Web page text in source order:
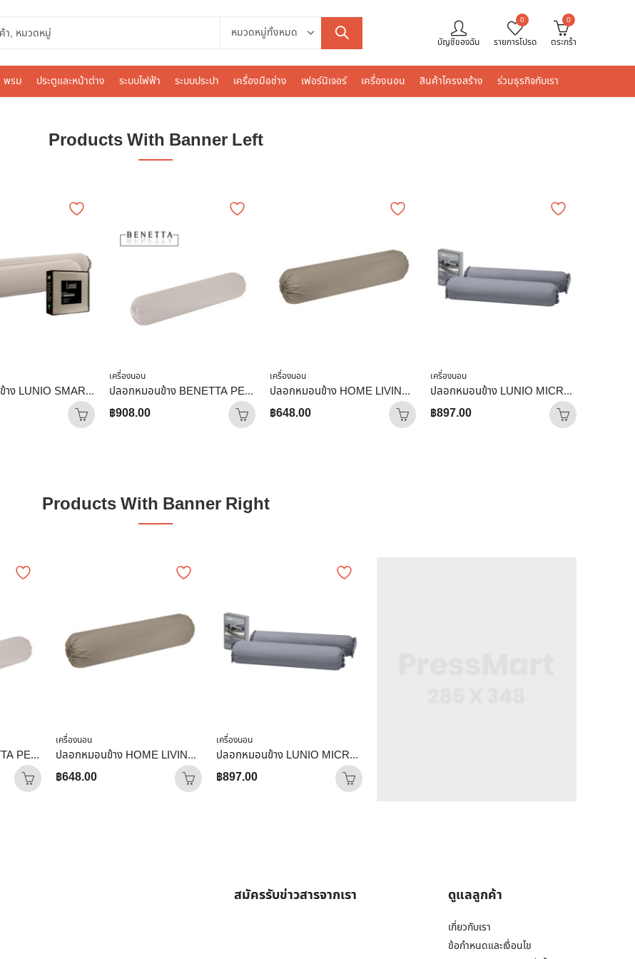
บัญชีของฉัน
0
รายการโปรด
0
ตระกร้า
พรม ประตูและหน้าต่าง ระบบไฟฟ้า ระบบประปา เครื่องมือช่าง เฟอร์นิเจอร์ เครื่องนอน สินค้าโครงสร้าง ร่วมธุรกิจกับเรา
Products With Banner Left
ปลอกหมอนข้าง LUNIO SMART SNOWWEAVE BOLSTER CASE AURA BEIGE สีเบจ จำนวน 2 ชิ้น
เครื่องนอน
ปลอกหมอนข้าง BENETTA PERFECT FIT สี BROWN
฿908.00
เครื่องนอน
ปลอกหมอนข้าง HOME LIVING STYLE COTTON SATEEN II สี BROWN
฿648.00
เครื่องนอน
ปลอกหมอนข้าง LUNIO MICROSILK PILLOW CASE สีเทาไทเทเนียม TITANIUM GRAY จำนวน2ชิ้น
฿897.00
Products With Banner Right
ปลอกหมอนข้าง BENETTA PERFECT FIT สี BROWN
เครื่องนอน
ปลอกหมอนข้าง HOME LIVING STYLE COTTON SATEEN II สี BROWN
฿648.00
เครื่องนอน
ปลอกหมอนข้าง LUNIO MICROSILK PILLOW CASE สีเทาไทเทเนียม TITANIUM GRAY จำนวน2ชิ้น
฿897.00
สมัครรับข่าวสารจากเรา ดูแลลูกค้า
เกี่ยวกับเรา
ข้อกำหนดและเงื่อนไข